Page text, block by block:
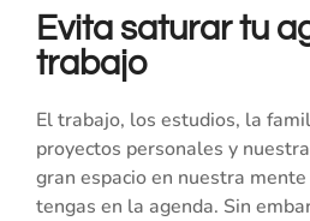
Evita saturar tu
trabajo
El trabajo, los estudios, la
proyectos personales y
gran espacio en nuestra
tengas en la agenda. Sin